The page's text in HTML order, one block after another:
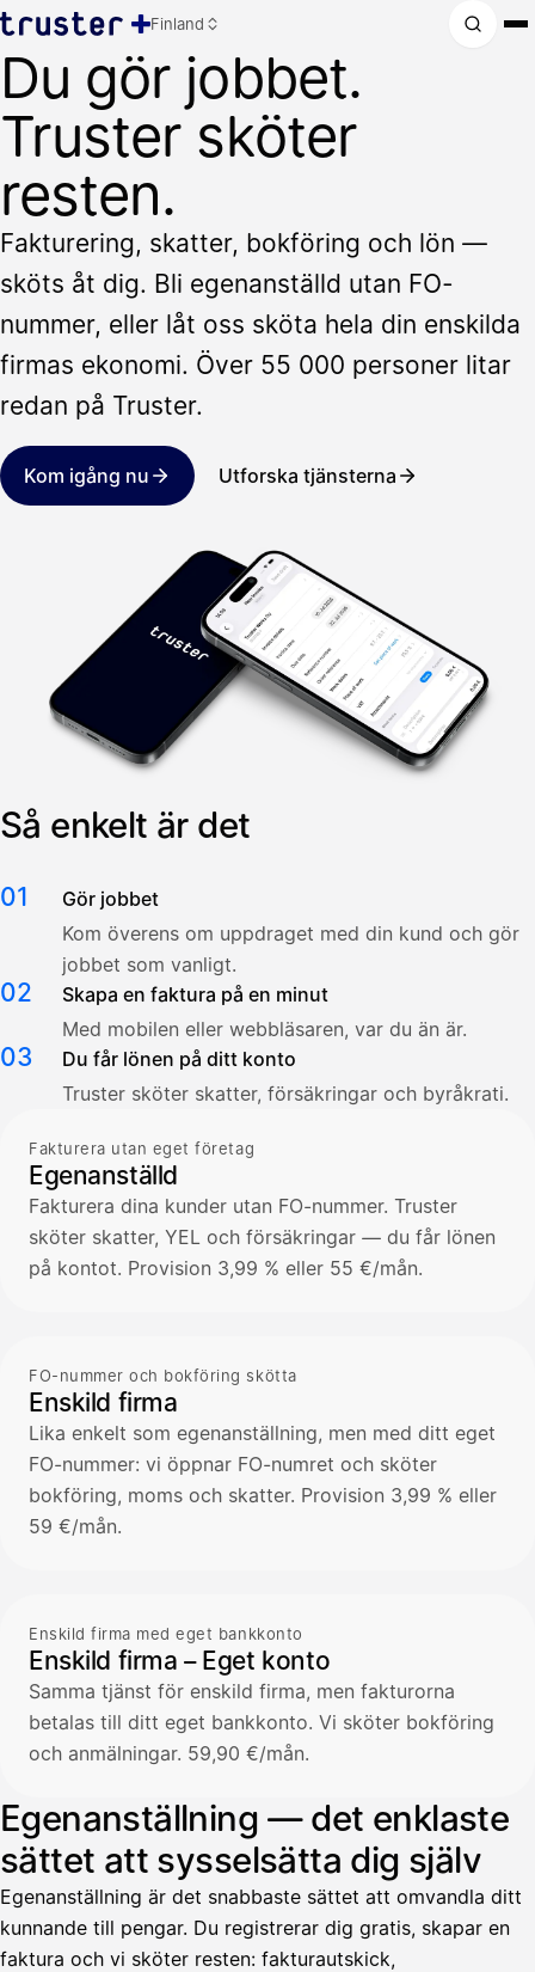
Finland
Du gör jobbet.
Truster sköter
resten.
Fakturering, skatter, bokföring och lön —
sköts åt dig. Bli egenanställd utan FO-
nummer, eller låt oss sköta hela din enskilda
firmas ekonomi. Över 55 000 personer litar
redan på Truster.
Kom igång nu Utforska tjänsterna
Så enkelt är det
01
Gör jobbet
Kom överens om uppdraget med din kund och gör
jobbet som vanligt.
02
Skapa en faktura på en minut
Med mobilen eller webbläsaren, var du än är.
03
Du får lönen på ditt konto
Truster sköter skatter, försäkringar och byråkrati.
Fakturera utan eget företag
Egenanställd
Fakturera dina kunder utan FO-nummer. Truster
sköter skatter, YEL och försäkringar — du får lönen
på kontot. Provision 3,99 % eller 55 €/mån.
FO-nummer och bokföring skötta
Enskild firma
Lika enkelt som egenanställning, men med ditt eget
FO-nummer: vi öppnar FO-numret och sköter
bokföring, moms och skatter. Provision 3,99 % eller
59 €/mån.
Enskild firma med eget bankkonto
Enskild firma – Eget konto
Samma tjänst för enskild firma, men fakturorna
betalas till ditt eget bankkonto. Vi sköter bokföring
och anmälningar. 59,90 €/mån.
Egenanställning — det enklaste
sättet att sysselsätta dig själv
Egenanställning är det snabbaste sättet att omvandla ditt
kunnande till pengar. Du registrerar dig gratis, skapar en
faktura och vi sköter resten: fakturautskick,